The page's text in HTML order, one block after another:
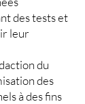
des tests et
leur
du
des
à des fins